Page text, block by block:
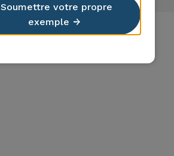
Soumettre votre propre
exemple